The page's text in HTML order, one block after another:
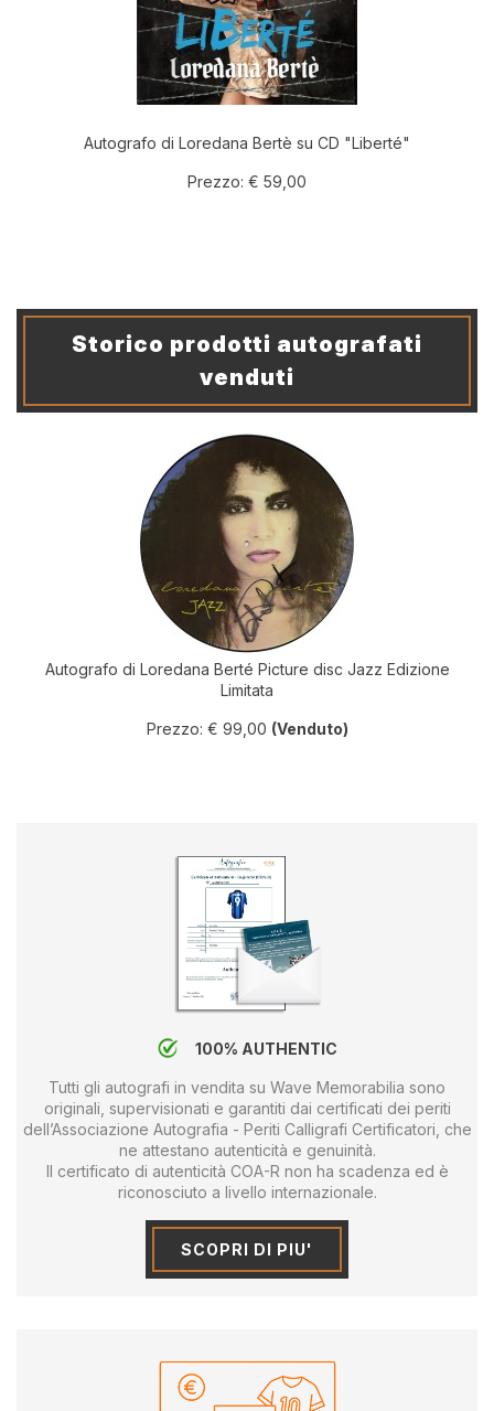
Autografo di Loredana Bertè su CD "Liberté"
Prezzo: € 59,00
Storico prodotti autografati
venduti
Autografo di Loredana Berté Picture disc Jazz Edizione
Limitata
Prezzo: € 99,00 (Venduto)
100% AUTHENTIC
Tutti gli autografi in vendita su Wave Memorabilia sono
originali, supervisionati e garantiti dai certificati dei periti
dell’Associazione Autografia - Periti Calligrafi Certificatori, che
ne attestano autenticità e genuinità.
Il certificato di autenticità COA-R non ha scadenza ed è
riconosciuto a livello internazionale.
SCOPRI DI PIU'